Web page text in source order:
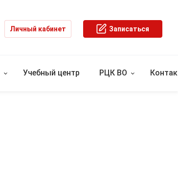
Личный кабинет Записаться
Учебный центр РЦК ВО